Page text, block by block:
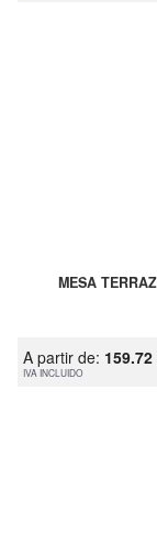
MESA
A partir de: 159.72
IVA INCLUIDO